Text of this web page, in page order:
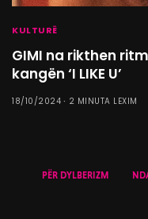
KULTURË
GIMI na rikthen
kangën ‘I LIKE U’
18/10/2024 2 MINUTA LEXIM
PËR DYLBERIZM